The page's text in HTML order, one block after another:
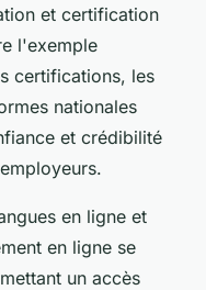
et certification
l'exemple
certifications, les
nationales
et crédibilité
en ligne et
en ligne se
un accès